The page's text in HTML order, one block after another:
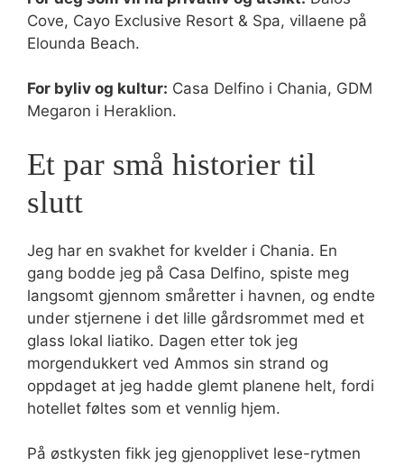
Cove, Cayo Exclusive Resort & Spa, villaene på
Elounda Beach.
For byliv og kultur: Casa Delfino i Chania, GDM
Megaron i Heraklion.
Et par små historier til
slutt
Jeg har en svakhet for kvelder i Chania. En
gang bodde jeg på Casa Delfino, spiste meg
langsomt gjennom småretter i havnen, og endte
under stjernene i det lille gårdsrommet med et
glass lokal liatiko. Dagen etter tok jeg
morgendukkert ved Ammos sin strand og
oppdaget at jeg hadde glemt planene helt, fordi
hotellet føltes som et vennlig hjem.
På østkysten fikk jeg gjenopplivet lese-rytmen